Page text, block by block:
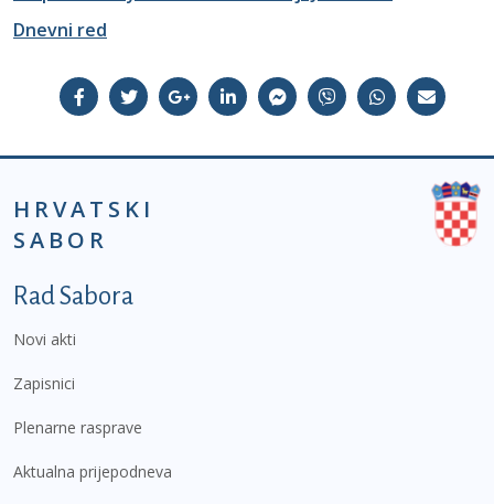
Dnevni red
HRVATSKI
SABOR
Podnožje prvi izbornik
Rad Sabora
Novi akti
Zapisnici
Plenarne rasprave
Aktualna prijepodneva